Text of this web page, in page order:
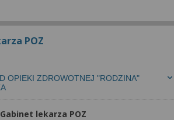
POZ
OPIEKI ZDROWOTNEJ "RODZINA"
Gabinet lekarza POZ